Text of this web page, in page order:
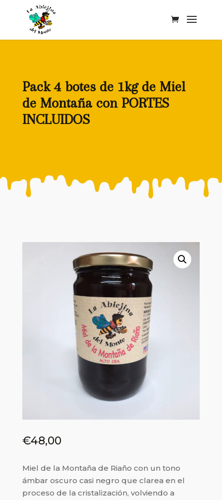
Pack 4 botes de 1kg de Miel
de Montaña con PORTES
INCLUIDOS
€48,00
Miel de la Montaña de Riaño con un tono
ámbar oscuro casi negro que clarea en el
proceso de la cristalización, volviendo a